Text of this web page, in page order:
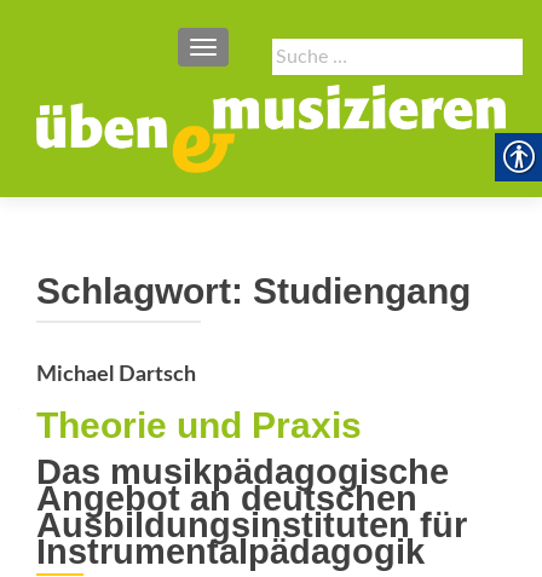
Suche
nach:
SCHALTE NAVIGATION
Schlagwort: Studiengang
Michael Dartsch
Theorie und Praxis
Das musikpädagogische
Angebot an deutschen
Ausbildungsinstituten für
Instrumentalpädagogik